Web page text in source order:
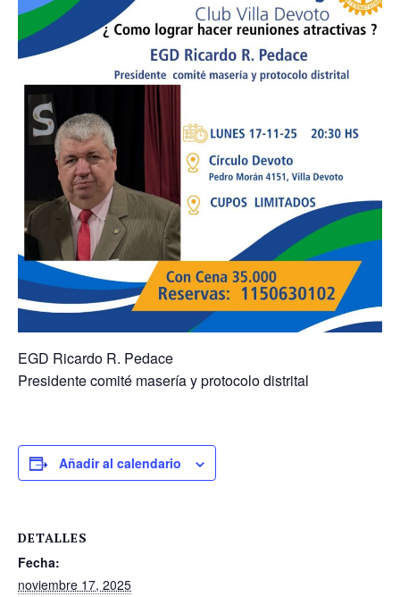
EGD Ricardo R. Pedace
Presidente comité masería y protocolo distrital
Añadir al calendario
DETALLES
Fecha:
noviembre 17, 2025